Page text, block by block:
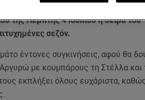
της Πέμπτης 4 Ιουλίου η σειρά του
σεζόν.
έντονες συγκινήσεις, αφού θα
με κουμπάρους τη Στέλλα και
εκπλήξει όλους ευχάριστα,